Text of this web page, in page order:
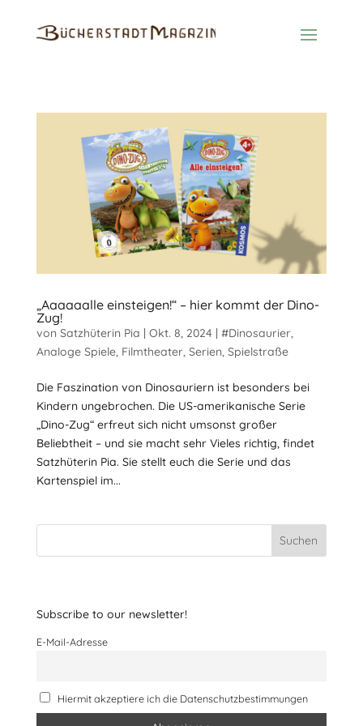
„Aaaaaalle einsteigen!“ – hier kommt der Dino-
Zug!
von Satzhüterin Pia Okt. 8, 2024| #Dinosaurier,
Analoge Spiele, Filmtheater, Serien, Spielstraße
Die Faszination von Dinosauriern ist besonders bei
Kindern ungebrochen. Die US-amerikanische Serie
„Dino-Zug“ erfreut sich nicht umsonst großer
Beliebtheit – und sie macht sehr Vieles richtig, findet
Satzhüterin Pia. Sie stellt euch die Serie und das
Kartenspiel im...
Suchen
Subscribe to our newsletter!
E-Mail-Adresse
Hiermit akzeptiere ich die Datenschutzbestimmungen